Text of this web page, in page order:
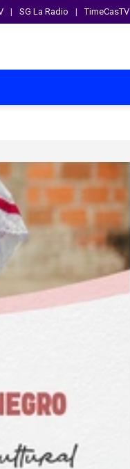
SG La Radio TimeCasTV